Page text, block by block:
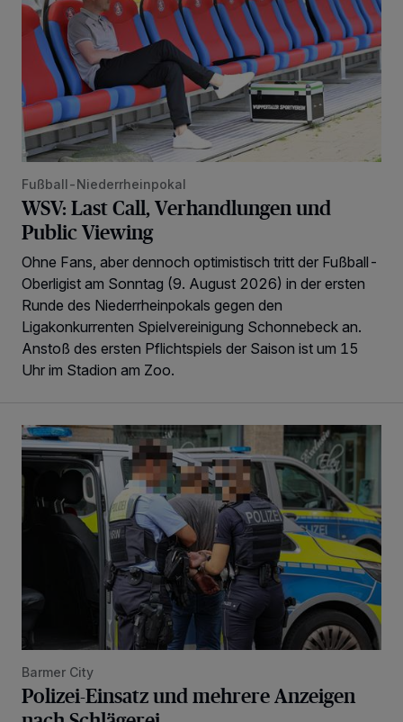
Fußball-Niederrheinpokal
WSV: Last Call, Verhandlungen und
Public Viewing
Ohne Fans, aber dennoch optimistisch tritt der Fußball-
Oberligist am Sonntag (9. August 2026) in der ersten
Runde des Niederrheinpokals gegen den
Ligakonkurrenten Spielvereinigung Schonnebeck an.
Anstoß des ersten Pflichtspiels der Saison ist um 15
Uhr im Stadion am Zoo.
Polizei-Einsatz und mehrere Anzeigen nach Schlägerei
Barmer City
Polizei-Einsatz und mehrere Anzeigen